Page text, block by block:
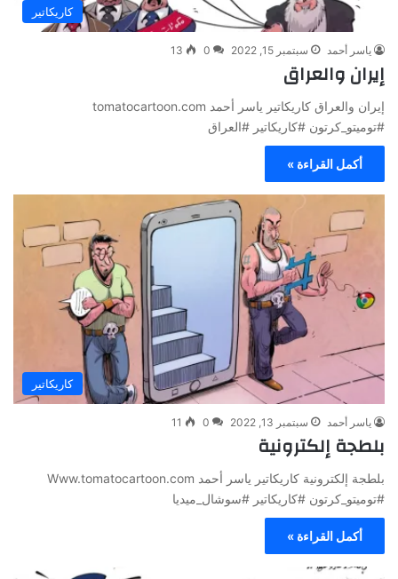
كاريكاتير
ياسر أحمد سبتمبر 15, 2022 0
13
إيران والعراق
#توميتو_كرتون #كاريكاتير #العراق
أكمل القراءة »
كاريكاتير
ياسر أحمد سبتمبر 13, 2022 0
11
بلطجة إلكترونية
بلطجة إلكترونية كاريكاتير ياسر أحمد Www.tomatocartoon.com
#توميتو_كرتون #كاريكاتير #سوشال_ميديا
أكمل القراءة »